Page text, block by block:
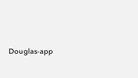
Douglas-app